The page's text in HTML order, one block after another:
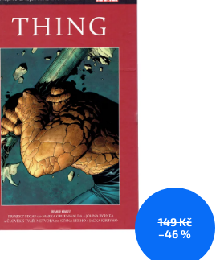
149 Kč
–46 %